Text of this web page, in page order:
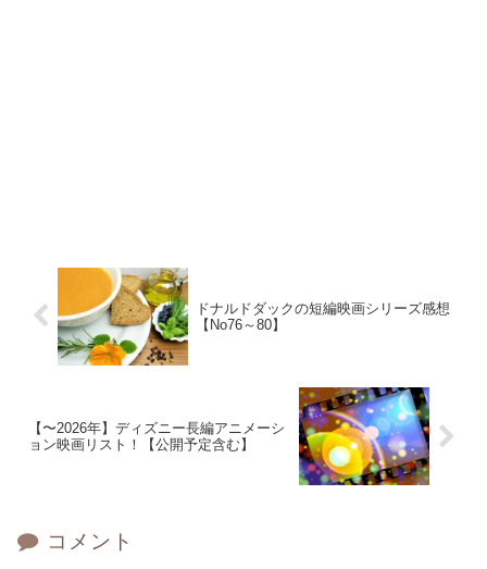
ドナルドダックの短編映画シリーズ感想
【No76～80】
【〜2026年】ディズニー長編アニメーシ
ョン映画リスト！【公開予定含む】
コメント